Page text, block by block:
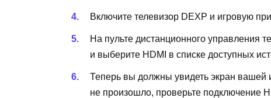
Включите телевизор DEXP и игровую
На пульте дистанционного управления
и выберите HDMI в списке доступных
Теперь вы должны увидеть экран вашей
не произошло, проверьте подключение